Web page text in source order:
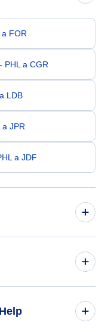
a FOR
PHL a CGR
LDB
a JPR
a JDF
del Iguazú - RDU a